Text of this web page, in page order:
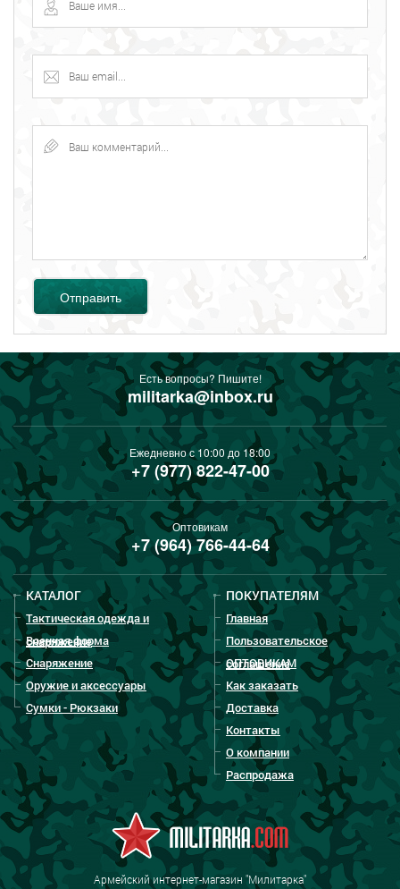
Отправить
Есть вопросы? Пишите!
militarka@inbox.ru
Ежедневно с 10:00 до 18:00
+7 (977) 822-47-00
Оптовикам
+7 (964) 766-44-64
КАТАЛОГ
Тактическая одежда и
снаряжение
Военная форма
Снаряжение
Оружие и аксессуары
Сумки - Рюкзаки
ПОКУПАТЕЛЯМ
Главная
Пользовательское
соглашение
ОПТОВИКАМ
Как заказать
Доставка
Контакты
О компании
Распродажа
Армейский интернет-магазин "Милитарка"